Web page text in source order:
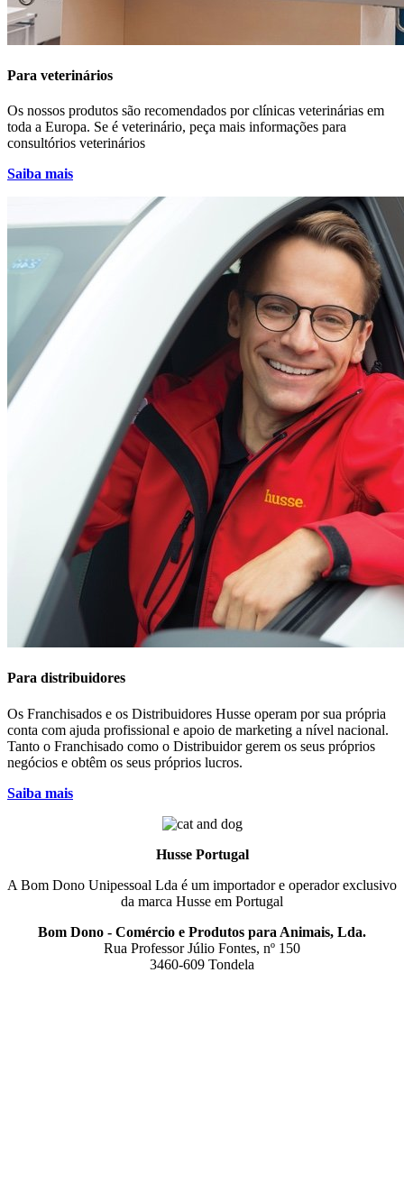
Para veterinários
Os nossos produtos são recomendados por clínicas veterinárias em
toda a Europa. Se é veterinário, peça mais informações para
consultórios veterinários
Saiba mais
Para distribuidores
Os Franchisados e os Distribuidores Husse operam por sua própria
conta com ajuda profissional e apoio de marketing a nível nacional.
Tanto o Franchisado como o Distribuidor gerem os seus próprios
negócios e obtêm os seus próprios lucros.
Saiba mais
Husse Portugal
A Bom Dono Unipessoal Lda é um importador e operador exclusivo
da marca Husse em Portugal
Bom Dono - Comércio e Produtos para Animais, Lda.
Rua Professor Júlio Fontes, nº 150
3460-609 Tondela